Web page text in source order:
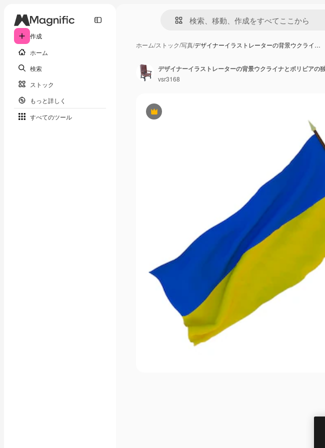
作成
ホーム
検索
ストック
もっと詳しく
すべてのツール
ホーム/ストック/写真/デザイナーイラストレーターの背景ウクライ…
Premium
デザイナーイラストレーターの背景ウクライナとボリビアの
vsr3168